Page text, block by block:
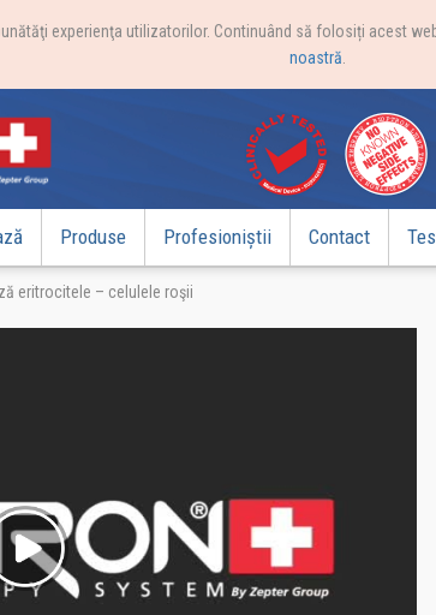
experienţa utilizatorilor. Continuând să folosiți acest
noastră
Produse Profesioniștii Contact
eritrocitele – celulele roşii